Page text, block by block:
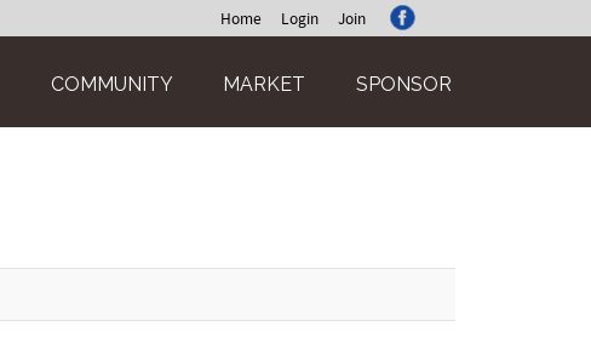
Home Login Join
COMMUNITY MARKET SPONSOR